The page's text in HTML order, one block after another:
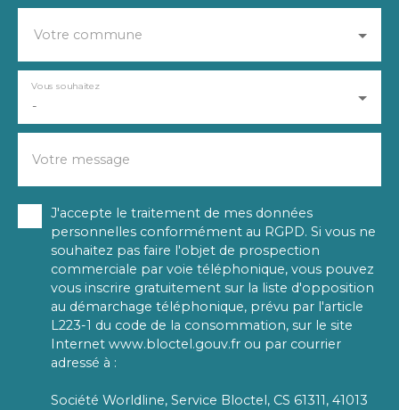
Votre commune
-
Vous souhaitez
Votre message
J'accepte le traitement de mes données
personnelles conformément au RGPD. Si vous ne
souhaitez pas faire l'objet de prospection
commerciale par voie téléphonique, vous pouvez
vous inscrire gratuitement sur la liste d'opposition
au démarchage téléphonique, prévu par l'article
L223-1 du code de la consommation, sur le site
Internet www.bloctel.gouv.fr ou par courrier
adressé à :
Société Worldline, Service Bloctel, CS 61311, 41013